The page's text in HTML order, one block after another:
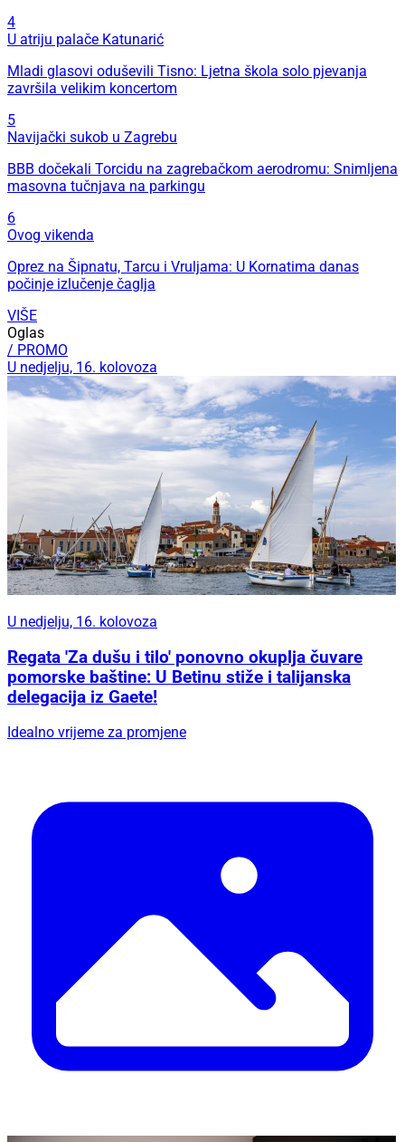
4
U atriju palače Katunarić
Mladi glasovi oduševili Tisno: Ljetna škola solo pjevanja
završila velikim koncertom
5
Navijački sukob u Zagrebu
BBB dočekali Torcidu na zagrebačkom aerodromu: Snimljena
masovna tučnjava na parkingu
6
Ovog vikenda
Oprez na Šipnatu, Tarcu i Vruljama: U Kornatima danas
počinje izlučenje čaglja
VIŠE
Oglas
/ PROMO
U nedjelju, 16. kolovoza
U nedjelju, 16. kolovoza
Regata 'Za dušu i tilo' ponovno okuplja čuvare
pomorske baštine: U Betinu stiže i talijanska
delegacija iz Gaete!
Idealno vrijeme za promjene